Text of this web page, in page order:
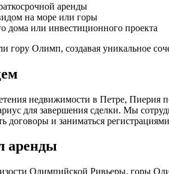
аренды
на море или горы
дома или инвестиционного проекта
Олимп, создавая уникальное
недвижимости в Петре, Пиерия
для завершения сделки. Мы
договоры и заниматься
аренды
Олимпийской Ривьеры, горы